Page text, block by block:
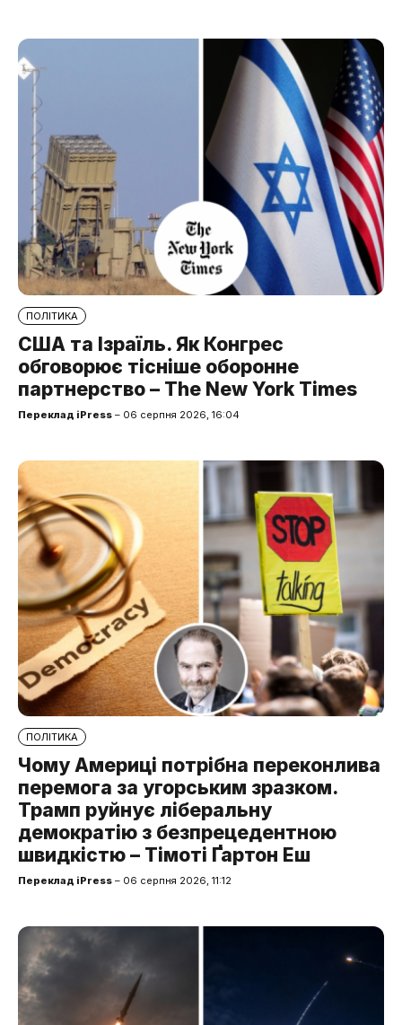
ПОЛІТИКА
США та Ізраїль. Як Конгрес
обговорює тісніше оборонне
партнерство – The New York Times
Переклад iPress – 06 серпня 2026, 16:04
ПОЛІТИКА
Чому Америці потрібна переконлива
перемога за угорським зразком.
Трамп руйнує ліберальну
демократію з безпрецедентною
швидкістю – Тімоті Ґартон Еш
Переклад iPress – 06 серпня 2026, 11:12